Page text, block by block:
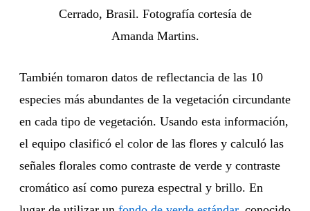
Cerrado, Brasil. Fotografía cortesía de
Amanda Martins.
También tomaron datos de reflectancia de las 10
especies más abundantes de la vegetación circundante
en cada tipo de vegetación. Usando esta información,
el equipo clasificó el color de las flores y calculó las
señales florales como contraste de verde y contraste
cromático así como pureza espectral y brillo. En